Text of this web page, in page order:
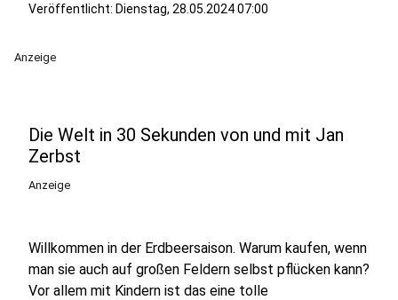
Veröffentlicht: Dienstag, 28.05.2024 07:00
Anzeige
Die Welt in 30 Sekunden von und mit Jan
Zerbst
Anzeige
Willkommen in der Erdbeersaison. Warum kaufen, wenn
man sie auch auf großen Feldern selbst pflücken kann?
Vor allem mit Kindern ist das eine tolle